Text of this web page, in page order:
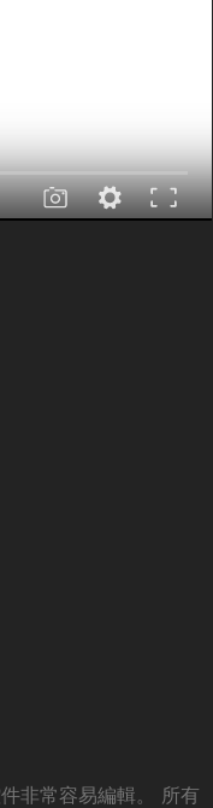
非常容易編輯。 所有